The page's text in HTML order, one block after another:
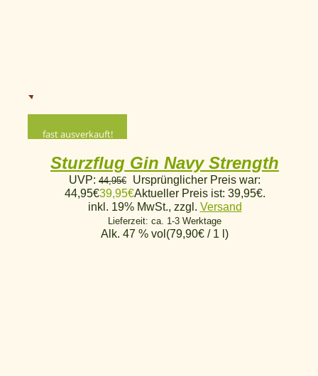
fast ausverkauft!
Sturzflug Gin Navy Strength
UVP: 44,95€
Ursprünglicher Preis war:
44,95€39,95€Aktueller Preis ist: 39,95€.
inkl. 19% MwSt., zzgl. Versand
Lieferzeit: ca. 1-3 Werktage
Alk. 47 % vol (79,90€ / 1 l)